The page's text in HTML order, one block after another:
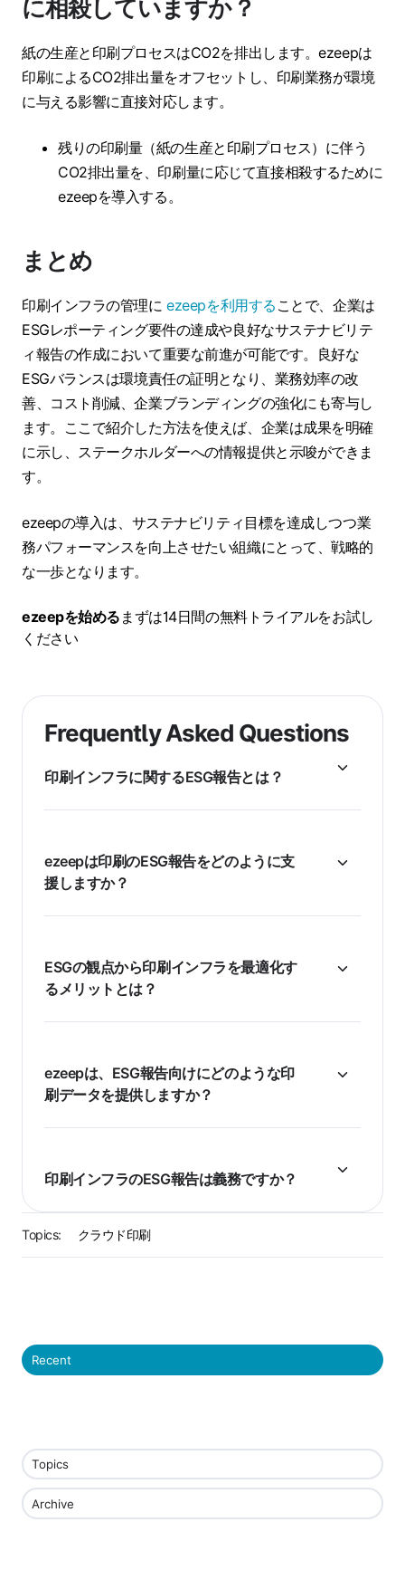
に相殺していますか？
紙の生産と印刷プロセスはCO2を排出します。ezeepは
印刷によるCO2排出量をオフセットし、印刷業務が環境
に与える影響に直接対応します。
残りの印刷量（紙の生産と印刷プロセス）に伴う
CO2排出量を、印刷量に応じて直接相殺するために
ezeepを導入する。
まとめ
印刷インフラの管理にezeepを利用する ことで、企業は
ESGレポーティング要件の達成や良好なサステナビリテ
ィ報告の作成において重要な前進が可能です。良好な
ESGバランスは環境責任の証明となり、業務効率の改
善、コスト削減、企業ブランディングの強化にも寄与し
ます。ここで紹介した方法を使えば、企業は成果を明確
に示し、ステークホルダーへの情報提供と示唆ができま
す。
ezeepの導入は、サステナビリティ目標を達成しつつ業
務パフォーマンスを向上させたい組織にとって、戦略的
な一歩となります。
ezeepを始める まずは14日間の無料トライアルをお試し
ください
Frequently Asked Questions
印刷インフラに関するESG報告とは？
ezeepは印刷のESG報告をどのように支
援しますか？
ESGの観点から印刷インフラを最適化す
るメリットとは？
ezeepは、ESG報告向けにどのような印
刷データを提供しますか？
印刷インフラのESG報告は義務ですか？
Topics: クラウド印刷
Recent
Topics
Archive